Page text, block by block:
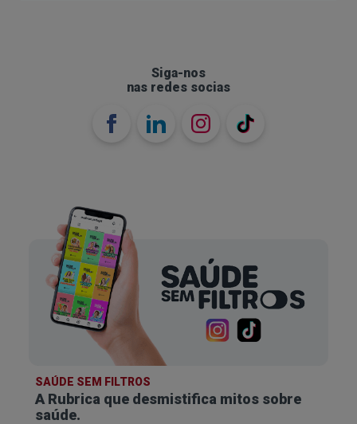
Siga-nos
nas redes socias
SAÚDE SEM FILTROS
A Rubrica que desmistifica mitos sobre
saúde.